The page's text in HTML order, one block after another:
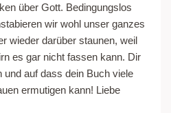
über Gott. Bedingungslos
wir wohl unser ganzes
wieder darüber staunen, weil
es gar nicht fassen kann. Dir
und auf dass dein Buch viele
ermutigen kann! Liebe